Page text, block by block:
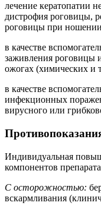
лечение кератопатии
дистрофия роговицы,
роговицы при
в качестве
заживления роговицы
ожогах (химических и
в качестве
инфекционных
вирусного или
Индивидуальная
компонентов
С осторожностью:
вскармливания